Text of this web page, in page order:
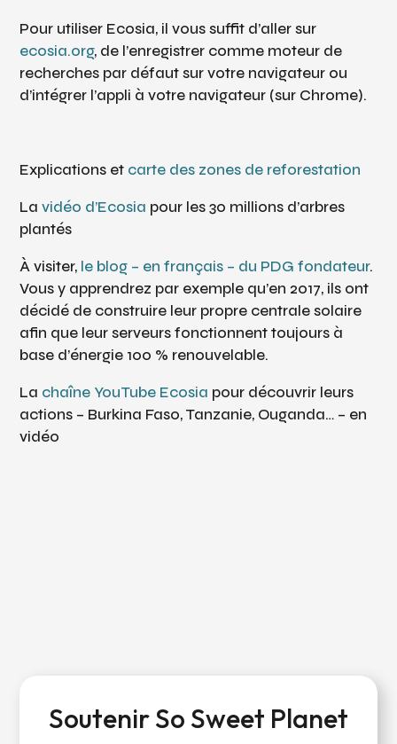
Pour utiliser Ecosia, il vous suffit d’aller sur
ecosia.org, de l’enregistrer comme moteur de
recherches par défaut sur votre navigateur ou
d’intégrer l’appli à votre navigateur (sur Chrome).
Explications et carte des zones de reforestation
Lavidéo d’Ecosia pour les 30 millions d’arbres
plantés
À visiter, le blog – en français – du PDG fondateur.
Vous y apprendrez par exemple qu’en 2017, ils ont
décidé de construire leur propre centrale solaire
afin que leur serveurs fonctionnent toujours à
base d’énergie 100 % renouvelable.
La chaîne YouTube Ecosia pour découvrir leurs
actions – Burkina Faso, Tanzanie, Ouganda… – en
vidéo
Soutenir So Sweet Planet